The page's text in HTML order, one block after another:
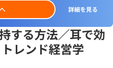
詳細を見る
する方法／耳で効
レンド経営学